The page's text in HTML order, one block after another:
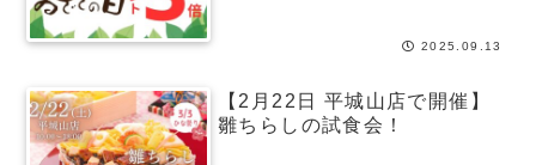
2025.09.13
【2月22日 平城山店で開催】
雛ちらしの試食会！